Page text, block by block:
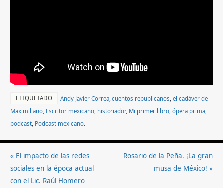
ETIQUETADO Andy Javier Correa ,cuentos republicanos ,el cadáver de
Maximiliano Escritor mexicano historiador, Mi primer libro ,ópera prima
podcast Podcast mexicano.
« El impacto de las redes
sociales en la época actual
con el Lic. Raúl Homero
Rosario de la Peña. ¡La gran
musa de México! »